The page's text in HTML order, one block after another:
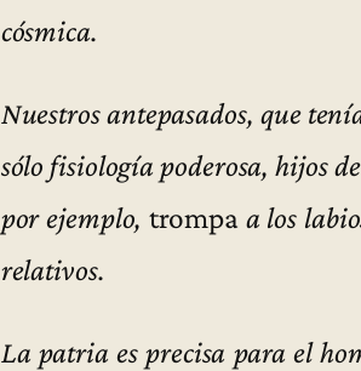
cósmica.
Nuestros antepasados, que
sólo fisiología poderosa, hijos
por ejemplo,trompa a los
relativos.
La patria es precisa para el